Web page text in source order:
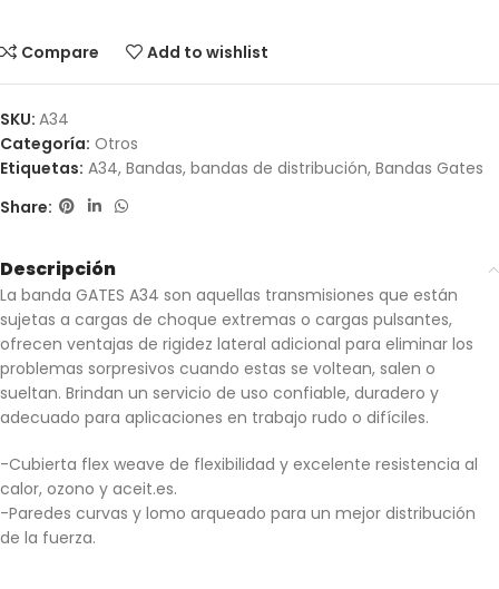
Compare Add to wishlist
SKU: A34
Categoría: Otros
Etiquetas: A34, Bandas, bandas de distribución, Bandas Gates
Share:
Descripción
La banda GATES A34 son aquellas transmisiones que están
sujetas a cargas de choque extremas o cargas pulsantes,
ofrecen ventajas de rigidez lateral adicional para eliminar los
problemas sorpresivos cuando estas se voltean, salen o
sueltan. Brindan un servicio de uso confiable, duradero y
adecuado para aplicaciones en trabajo rudo o difíciles.
-Cubierta flex weave de flexibilidad y excelente resistencia al
calor, ozono y aceit.es.
-Paredes curvas y lomo arqueado para un mejor distribución
de la fuerza.